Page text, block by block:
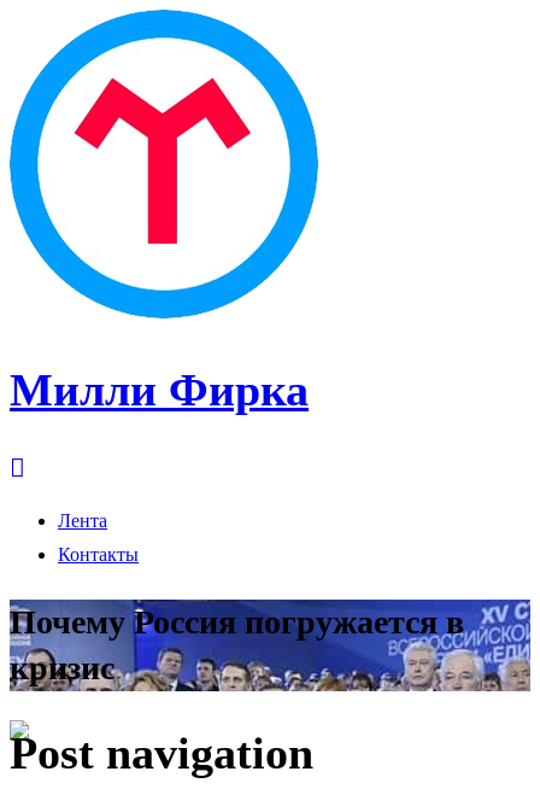
Милли Фирка
Лента
Контакты
Почему Россия погружается в
кризис
Post navigation